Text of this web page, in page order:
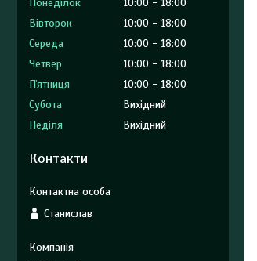
Понеділок 10:00
18:00
Вівторок
10:00
18:00
Середа
10:00
18:00
Четвер
10:00
18:00
Пʼятниця
10:00
18:00
Субота
Вихідний
Неділя
Вихідний
Контакти
Станислав